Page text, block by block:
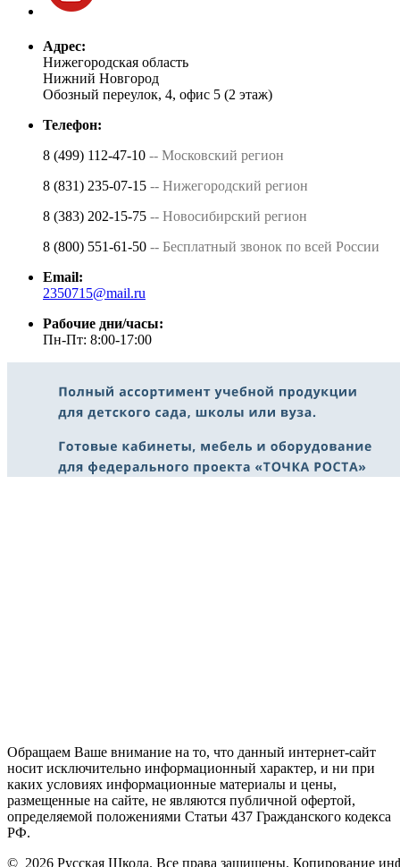
Адрес:
Нижегородская область
Нижний Новгород
Обозный переулок, 4, офис 5 (2 этаж)
Телефон:
8 (499) 112-47-10 -- Московский регион
8 (831) 235-07-15 -- Нижегородский регион
8 (383) 202-15-75 -- Новосибирский регион
8 (800) 551-61-50 -- Бесплатный звонок по всей России
Email:
2350715@mail.ru
Рабочие дни/часы:
Пн-Пт: 8:00-17:00
Обращаем Ваше внимание на то, что данный интернет-сайт
носит исключительно информационный характер, и ни при
каких условиях информационные материалы и цены,
размещенные на сайте, не являются публичной офертой,
определяемой положениями Статьи 437 Гражданского кодекса
РФ.
© 2026 Русская Школа. Все права защищены. Копирование